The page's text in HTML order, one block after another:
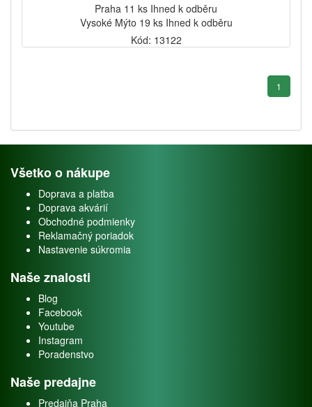
Praha 11 ks Ihned k odběru
Vysoké Mýto 19 ks Ihned k odběru
Kód: 13122
1
Všetko o nákupe
Doprava a platba
Doprava akvárií
Obchodné podmienky
Reklamačný poriadok
Nastavenie súkromia
Naše znalosti
Blog
Facebook
Youtube
Instagram
Poradenstvo
Naše predajne
Predajňa Praha